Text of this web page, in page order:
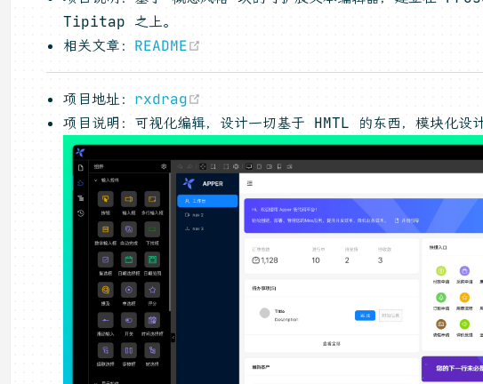
Tipitap 之上。
相关文章： README
项目地址： rxdrag
项目说明：可视化编辑，设计一切基于 HMTL 的东西，模块化设